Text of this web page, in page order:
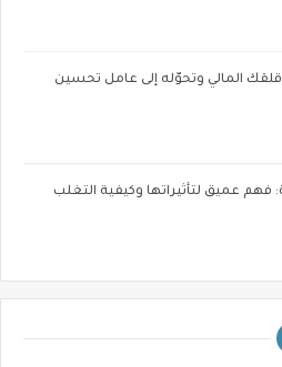
المالي وتحوّله إلى عامل تحسين
فهم عميق لتأثيراتها وكيفية التغلب